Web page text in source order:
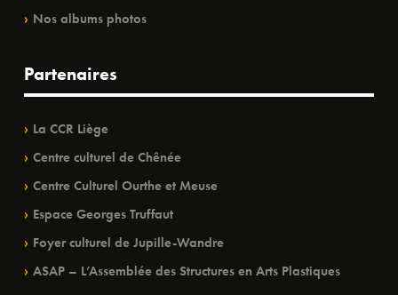
Nos albums photos
Partenaires
La CCR Liège
Centre culturel de Chênée
Centre Culturel Ourthe et Meuse
Espace Georges Truffaut
Foyer culturel de Jupille-Wandre
ASAP – L’Assemblée des Structures en Arts Plastiques